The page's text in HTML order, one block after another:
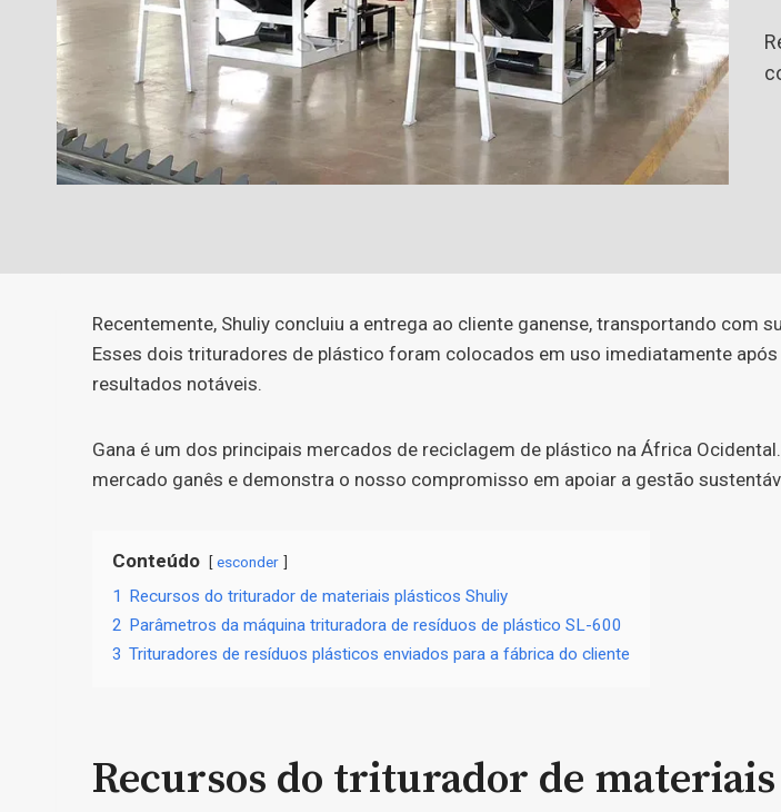
Recentemente, Shuliy concluiu a entrega ao cliente ganense, transportando
Esses dois trituradores de plástico foram colocados em uso imediatamente
resultados notáveis.
Gana é um dos principais mercados de reciclagem de plástico na África
mercado ganês e demonstra o nosso compromisso em apoiar a gestão
Conteúdo esconder
1 Recursos do triturador de materiais plásticos Shuliy
2 Parâmetros da máquina trituradora de resíduos de plástico SL-600
3 Trituradores de resíduos plásticos enviados para a fábrica do cliente
Recursos do triturador de